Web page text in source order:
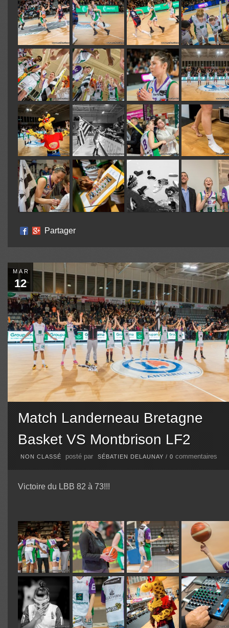
Partager
MAR
12
Match Landerneau Bretagne
Basket VS Montbrison LF2
NON CLASSÉ posté par SÉBATIEN DELAUNAY / 0 commentaires
Victoire du LBB 82 à 73!!!